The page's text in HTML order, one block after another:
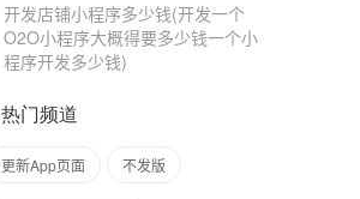
开发店铺小程序多少钱(开发一个
O2O小程序大概得要多少钱一个小
程序开发多少钱)
热门频道
更新App页面 不发版